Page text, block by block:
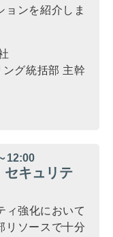
ョンを紹介しま
グ統括部 主幹
12:00
セキュリテ
ィ強化において
リソースで十分